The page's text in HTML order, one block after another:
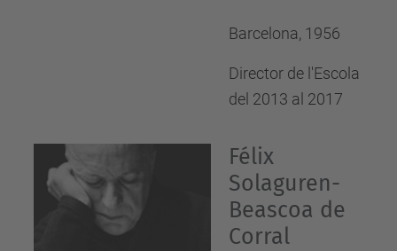
Barcelona, 1956
Director de l'Escola
del 2013 al 2017
Félix
Solaguren-
Beascoa de
Corral